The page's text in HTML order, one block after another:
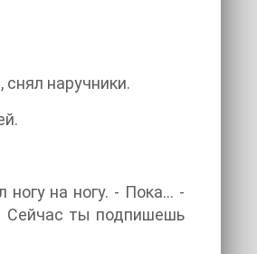
наручники.
ногу на ногу. - Пока… -
Сейчас ты подпишешь